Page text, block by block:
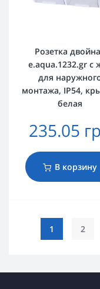
Розетка
e.aqua.1232.gr с
для
монтажа, IP54,
белая
235.05
В корзину
1 2